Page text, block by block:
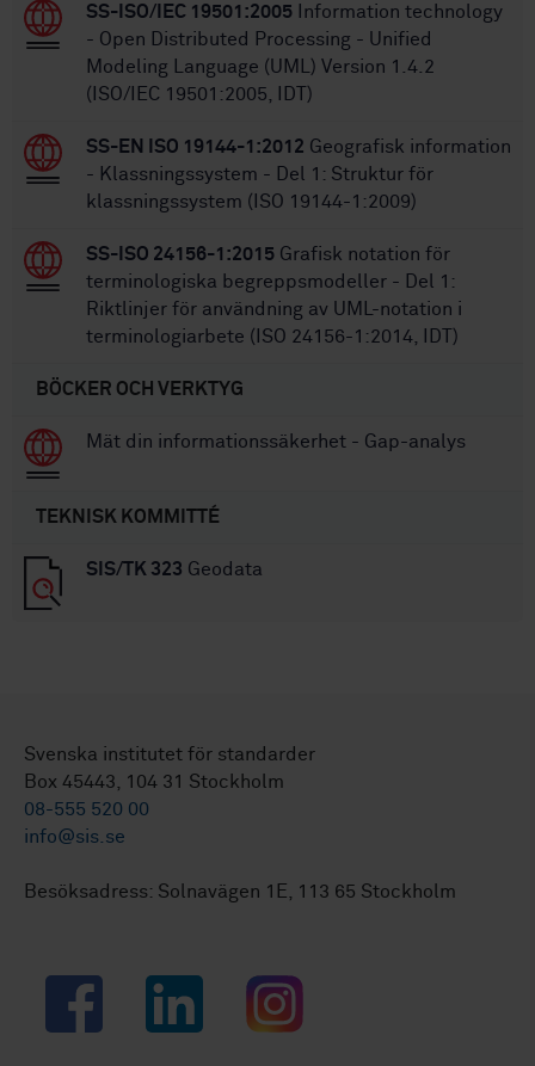
SS-ISO/IEC 19501:2005 Information technology
- Open Distributed Processing - Unified
Modeling Language (UML) Version 1.4.2
(ISO/IEC 19501:2005, IDT)
SS-EN ISO 19144-1:2012 Geografisk information
- Klassningssystem - Del 1: Struktur för
klassningssystem (ISO 19144-1:2009)
SS-ISO 24156-1:2015 Grafisk notation för
terminologiska begreppsmodeller - Del 1:
Riktlinjer för användning av UML-notation i
terminologiarbete (ISO 24156-1:2014, IDT)
BÖCKER OCH VERKTYG
Mät din informationssäkerhet - Gap-analys
TEKNISK KOMMITTÉ
SIS/TK 323 Geodata
Svenska institutet för standarder
Box 45443, 104 31 Stockholm
08-555 520 00
info@sis.se
Besöksadress: Solnavägen 1E, 113 65 Stockholm
Facebook LinkedIn Instagram